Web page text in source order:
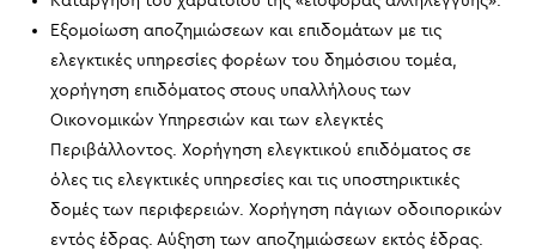
Εξομοίωση αποζημιώσεων και επιδομάτων με τις
ελεγκτικές υπηρεσίες φορέων του δημόσιου τομέα,
χορήγηση επιδόματος στους υπαλλήλους των
Οικονομικών Υπηρεσιών και των ελεγκτές
Περιβάλλοντος. Χορήγηση ελεγκτικού επιδόματος σε
όλες τις ελεγκτικές υπηρεσίες και τις υποστηρικτικές
δομές των περιφερειών. Χορήγηση πάγιων οδοιπορικών
εντός έδρας. Αύξηση των αποζημιώσεων εκτός έδρας.